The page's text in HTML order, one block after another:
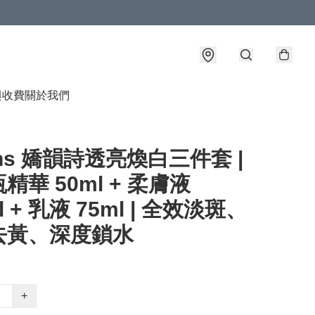
費關於我們
嬌韻詩透亮煥白三件套 |
精華 50ml + 柔膚液
+ 乳液 75ml | 全效淡斑、
黃、深度鎖水
+